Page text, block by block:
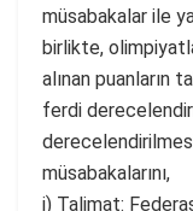
müsabakalar ile
birlikte,
alınan puanların
ferdi
müsabakalarını,
i) Talimat: